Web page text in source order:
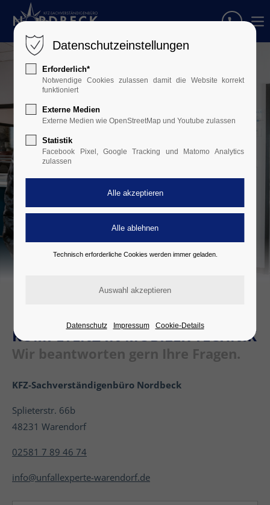
KOMPETENZ IN MOBILER TECHNIK
Wir beantworten gern Ihre Fragen.
KFZ-Sachverständigenbüro Nordbeck
Splieterstr. 66b
48231 Warendorf
02581 7 89 46 74
info@unfallexperte-warendorf.de
Datenschutzeinstellungen
Erforderlich*
Notwendige Cookies zulassen damit die Website korrekt
funktioniert
Externe Medien
Externe Medien wie OpenStreetMap und Youtube zulassen
Statistik
Facebook Pixel, Google Tracking und Matomo Analytics
zulassen
Technisch erforderliche Cookies werden immer geladen.
Datenschutz Impressum Cookie-Details